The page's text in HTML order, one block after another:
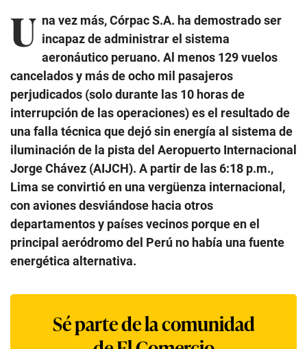
U na vez más, Córpac S.A. ha demostrado ser
incapaz de administrar el sistema
aeronáutico peruano. Al menos 129 vuelos
cancelados y más de ocho mil pasajeros
perjudicados (solo durante las 10 horas de
interrupción de las operaciones) es el resultado de
una falla técnica que dejó sin energía al sistema de
iluminación de la pista del Aeropuerto Internacional
Jorge Chávez (AIJCH). A partir de las 6:18 p.m.,
Lima se convirtió en una vergüenza internacional,
con aviones desviándose hacia otros
departamentos y países vecinos porque en el
principal aeródromo del Perú no había una fuente
energética alternativa.